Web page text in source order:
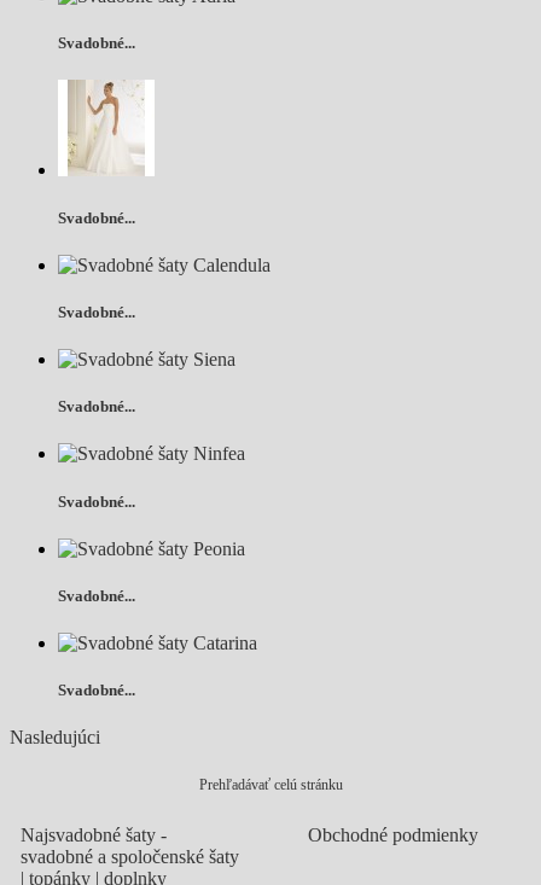
Svadobné...
Svadobné...
Svadobné...
Svadobné...
Svadobné...
Svadobné...
Svadobné...
Nasledujúci
Prehľadávať celú stránku
Najsvadobné šaty -
svadobné a spoločenské šaty
| topánky | doplnky
Obchodné podmienky